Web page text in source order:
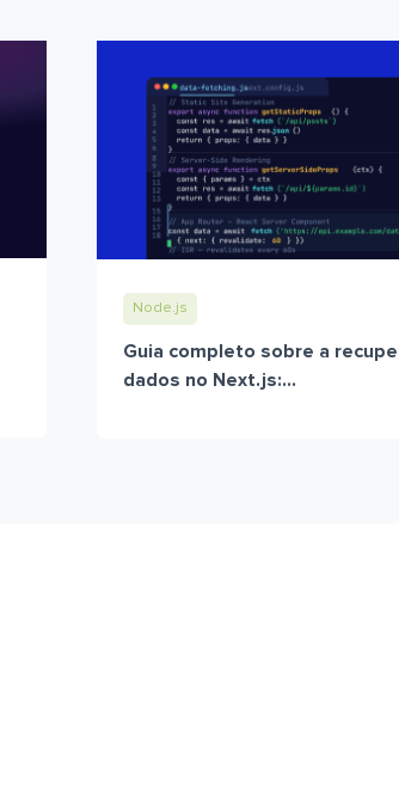
Node.js
Guia completo sobre a
dados no Next.js:...